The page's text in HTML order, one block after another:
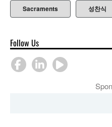
Sacraments 성찬식
Follow Us